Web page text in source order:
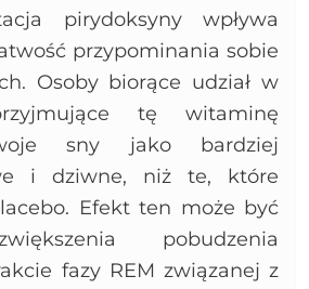
pirydoksyny wpływa
przypominania sobie
Osoby biorące udział w
tę witaminę
sny jako bardziej
i dziwne, niż te, które
Efekt ten może być
pobudzenia
fazy REM związanej z